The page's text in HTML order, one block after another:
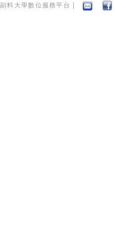
副料大學數位服務平台 |